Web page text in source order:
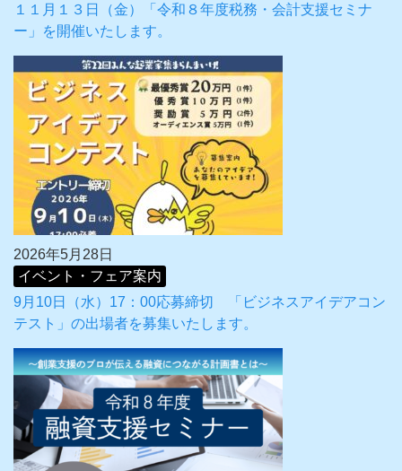
１１月１３日（金）「令和８年度税務・会計支援セミナ
ー」を開催いたします。
2026年5月28日
イベント・フェア案内
9月10日（水）17：00応募締切 「ビジネスアイデアコン
テスト」の出場者を募集いたします。